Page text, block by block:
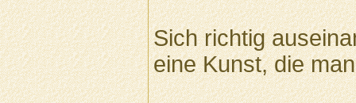
Sich richtig
eine Kunst, die